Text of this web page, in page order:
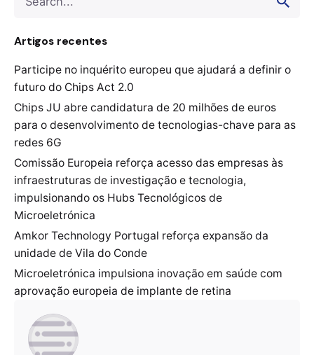
for
Artigos recentes
Participe no inquérito europeu que ajudará a definir o
futuro do Chips Act 2.0
Chips JU abre candidatura de 20 milhões de euros
para o desenvolvimento de tecnologias-chave para as
redes 6G
Comissão Europeia reforça acesso das empresas às
infraestruturas de investigação e tecnologia,
impulsionando os Hubs Tecnológicos de
Microeletrónica
Amkor Technology Portugal reforça expansão da
unidade de Vila do Conde
Microeletrónica impulsiona inovação em saúde com
aprovação europeia de implante de retina